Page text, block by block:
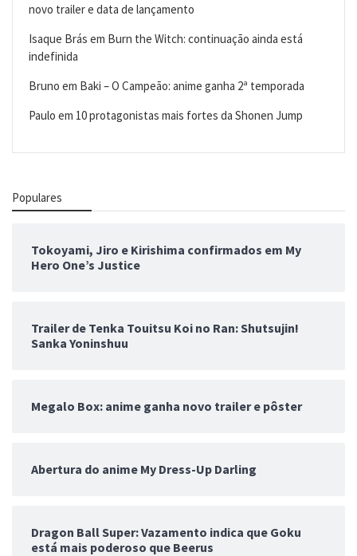
novo trailer e data de lançamento
Isaque Brás em Burn the Witch: continuação ainda está
indefinida
Bruno em Baki – O Campeão: anime ganha 2ª temporada
Paulo em 10 protagonistas mais fortes da Shonen Jump
Populares
Tokoyami, Jiro e Kirishima confirmados em My
Hero One’s Justice
Trailer de Tenka Touitsu Koi no Ran: Shutsujin!
Sanka Yoninshuu
Megalo Box: anime ganha novo trailer e pôster
Abertura do anime My Dress-Up Darling
Dragon Ball Super: Vazamento indica que Goku
está mais poderoso que Beerus